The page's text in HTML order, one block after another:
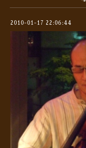
2010-01-17 22:06:44